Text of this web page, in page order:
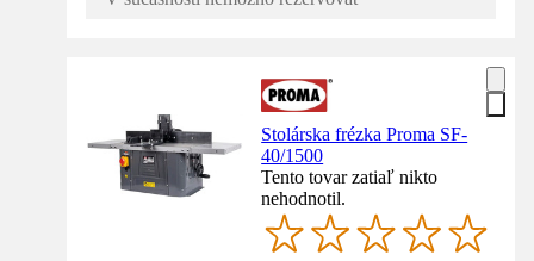
Stolárska frézka Proma SF-
40/1500
Tento tovar zatiaľ nikto
nehodnotil.